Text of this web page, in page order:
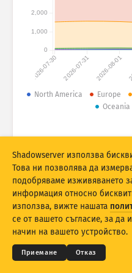
Набор от данни
Граница
Автоматично
Актуализирай
2026-07-30 2026-07-31 2026-08-01
0
1,000
2,000
North America Europe
Oceania
© 2026THE
Поверителност и
Shadowserver използва
Това ни позволява да
подобряваме изживяването
информация относно
използва, вижте нашата
се от вашето съгласие, за да
начин на вашето устройство.
Приемане Отказ